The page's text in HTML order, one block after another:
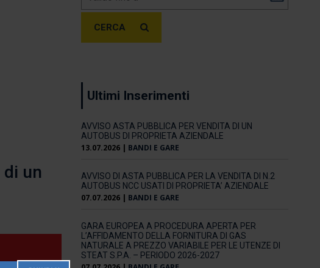
un
CERCA
Ultimi Inserimenti
AVVISO ASTA PUBBLICA PER VENDITA DI UN
AUTOBUS DI PROPRIETA AZIENDALE
13.07.2026 | BANDI E GARE
AVVISO DI ASTA PUBBLICA PER LA VENDITA DI N.2
AUTOBUS NCC USATI DI PROPRIETA’ AZIENDALE
07.07.2026 | BANDI E GARE
GARA EUROPEA A PROCEDURA APERTA PER
L’AFFIDAMENTO DELLA FORNITURA DI GAS
NATURALE A PREZZO VARIABILE PER LE UTENZE DI
STEAT S.P.A. – PERIODO 2026-2027